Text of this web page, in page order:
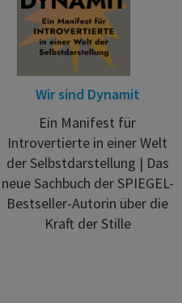
Wir sind Dynamit
Ein Manifest für
Introvertierte in einer Welt
der Selbstdarstellung | Das
neue Sachbuch der SPIEGEL-
Bestseller-Autorin über die
Kraft der Stille